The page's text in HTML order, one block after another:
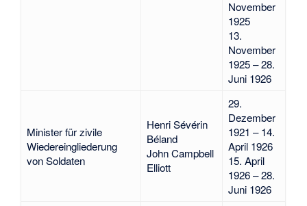
November
1925
13.
November
1925 – 28.
Juni 1926
Minister für zivile
Wiedereingliederung
von Soldaten
Henri Sévérin
Béland
John Campbell
Elliott
29.
Dezember
1921 – 14.
April 1926
15. April
1926 – 28.
Juni 1926